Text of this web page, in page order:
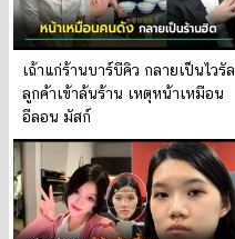
เถ้าแก่ร้านบาร์บีคิว กลายเป็นไวรัล
ลูกค้าเข้าล้นร้าน เหตุหน้าเหมือน
อีลอน มัสก์